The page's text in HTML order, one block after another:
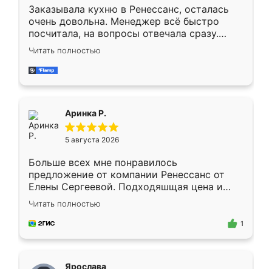
Заказывала кухню в Ренессанс, осталась
очень довольна. Менеджер всё быстро
посчитала, на вопросы отвечала сразу.
Замерщик приехал в субботу, подошёл к
делу со всей ответственностью. Собрали
за день, ребята работали аккуратно, даже
Читать полностью
Аринка Р.
5 августа 2026
Больше всех мне понравилось
предложение от компании Ренессанс от
Елены Сергеевой. Подходяшщая цена и
короткие сроки изготовления. Приехавший
для замера сотрудник Владислав
предложил по моему эскизу самый
Читать полностью
1
Ярослава